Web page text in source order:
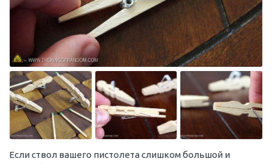
Если ствол вашего пистолета слишком большой и